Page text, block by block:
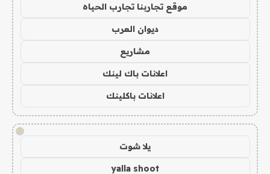
موقع تجاربنا تجارب الحياه
ديوان العرب
مشاريع
اعلانات باك لينك
اعلانات باكلينك
!
يلا شوت
yalla shoot